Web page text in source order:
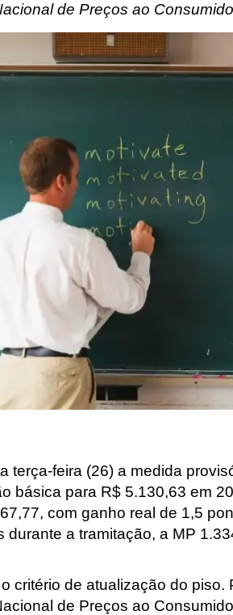
de Preços ao
terça-feira (26) a medida
básica para R$ 5.130,63 em
com ganho real de 1,5
durante a tramitação, a MP
critério de atualização do piso.
de Preços ao